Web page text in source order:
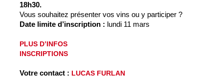
18h30.
Vous souhaitez présenter vos vins ou y participer ?
Date limite d’inscription : lundi 11 mars
PLUS D’INFOS
INSCRIPTIONS
Votre contact : LUCAS FURLAN